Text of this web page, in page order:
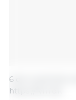
6 de noviembre
https://fvm.dk